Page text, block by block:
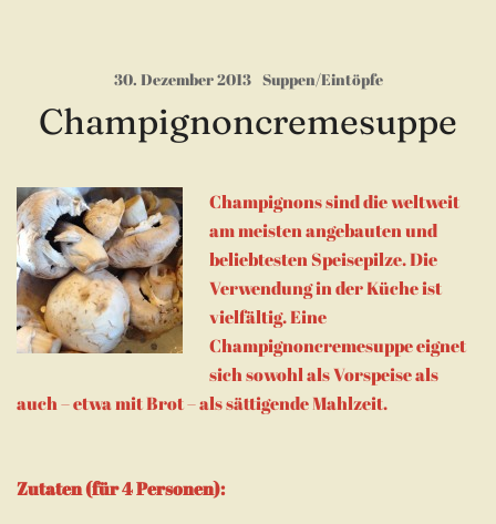
30. Dezember 2013 Suppen/Eintöpfe
Champignoncremesuppe
Champignons sind die weltweit
am meisten angebauten und
beliebtesten Speisepilze. Die
Verwendung in der Küche ist
vielfältig. Eine
Champignoncremesuppe eignet
sich sowohl als Vorspeise als
auch – etwa mit Brot – als sättigende Mahlzeit.
Zutaten (für 4 Personen):